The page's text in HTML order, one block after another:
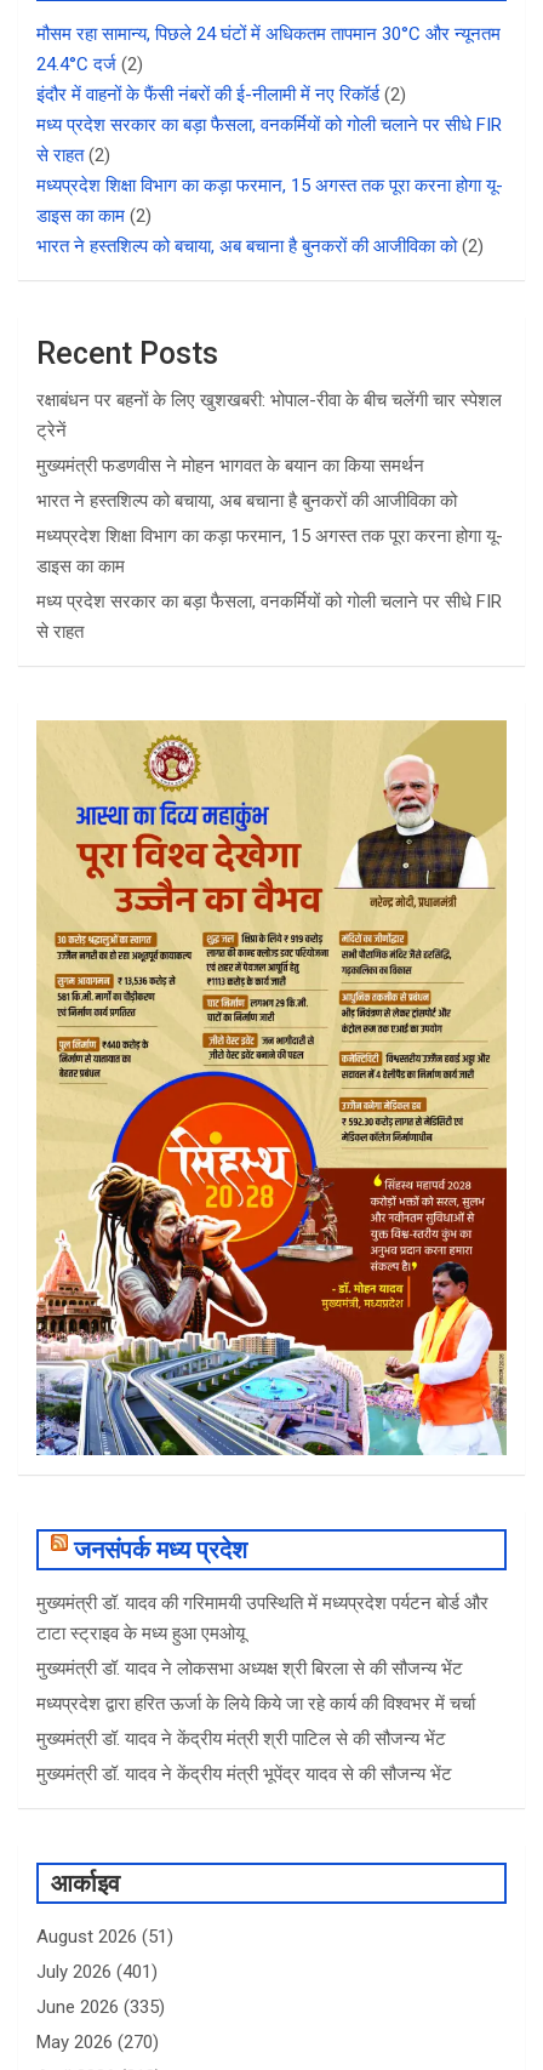
मौसम रहा सामान्य, पिछले 24 घंटों में अधिकतम तापमान 30°C और न्यूनतम
24.4°C दर्ज (2)
इंदौर में वाहनों के फैंसी नंबरों की ई-नीलामी में नए रिकॉर्ड (2)
मध्य प्रदेश सरकार का बड़ा फैसला, वनकर्मियों को गोली चलाने पर सीधे FIR
से राहत (2)
मध्यप्रदेश शिक्षा विभाग का कड़ा फरमान, 15 अगस्त तक पूरा करना होगा यू-
डाइस का काम (2)
भारत ने हस्तशिल्प को बचाया, अब बचाना है बुनकरों की आजीविका को (2)
Recent Posts
रक्षाबंधन पर बहनों के लिए खुशखबरी: भोपाल-रीवा के बीच चलेंगी चार स्पेशल
ट्रेनें
मुख्यमंत्री फडणवीस ने मोहन भागवत के बयान का किया समर्थन
भारत ने हस्तशिल्प को बचाया, अब बचाना है बुनकरों की आजीविका को
मध्यप्रदेश शिक्षा विभाग का कड़ा फरमान, 15 अगस्त तक पूरा करना होगा यू-
डाइस का काम
मध्य प्रदेश सरकार का बड़ा फैसला, वनकर्मियों को गोली चलाने पर सीधे FIR
से राहत
जनसंपर्क मध्य प्रदेश
मुख्यमंत्री डॉ. यादव की गरिमामयी उपस्थिति में मध्यप्रदेश पर्यटन बोर्ड और
टाटा स्ट्राइव के मध्य हुआ एमओयू
मुख्यमंत्री डॉ. यादव ने लोकसभा अध्यक्ष श्री बिरला से की सौजन्य भेंट
मध्यप्रदेश द्वारा हरित ऊर्जा के लिये किये जा रहे कार्य की विश्वभर में चर्चा
मुख्यमंत्री डॉ. यादव ने केंद्रीय मंत्री श्री पाटिल से की सौजन्य भेंट
मुख्यमंत्री डॉ. यादव ने केंद्रीय मंत्री भूपेंद्र यादव से की सौजन्य भेंट
आर्काइव
August 2026 (51)
July 2026 (401)
June 2026 (335)
May 2026 (270)